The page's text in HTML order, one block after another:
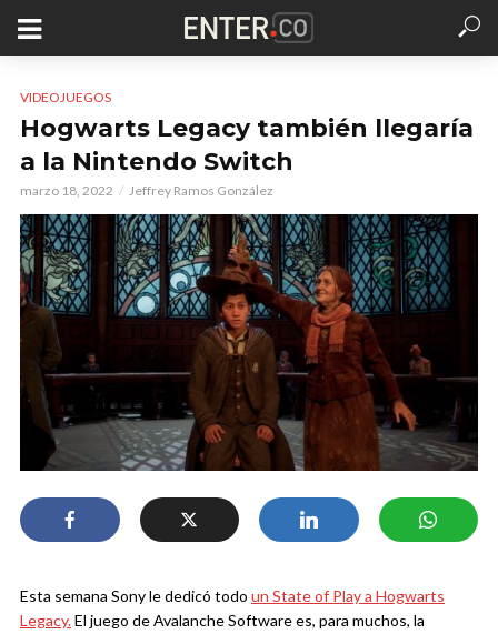
VIDEOJUEGOS
Hogwarts Legacy también llegaría
a la Nintendo Switch
marzo 18, 2022 Jeffrey Ramos González
Esta semana Sony le dedicó todo un State of Play a Hogwarts
Legacy.El juego de Avalanche Software es, para muchos, la